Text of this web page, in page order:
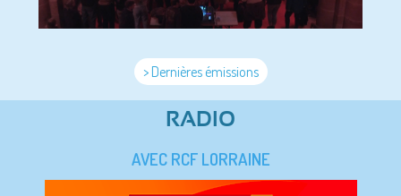
> Dernières émissions
RADIO
AVEC RCF LORRAINE